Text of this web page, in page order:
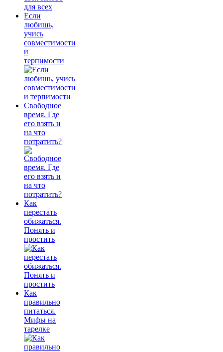
Если
любишь,
учись
совместимости
и
терпимости
Свободное
время. Где
его взять и
на что
потратить?
Как
перестать
обижаться.
Понять и
простить
Как
правильно
питаться.
Мифы на
тарелке